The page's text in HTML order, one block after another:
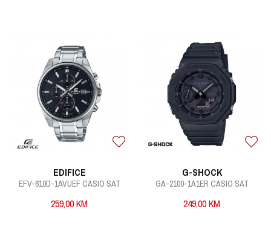
EDIFICE
EFV-610D-1AVUEF CASIO SAT
259,00KM
G-SHOCK
GA-2100-1A1ER CASIO SAT
249,00KM